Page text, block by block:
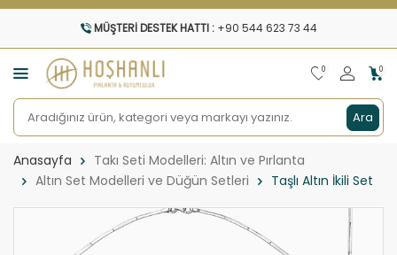
MÜŞTERI DESTEK HATTI : +90 544 623 73 44
Ara
0 0
Anasayfa
Takı Seti Modelleri: Altın ve Pırlanta
Altın Set Modelleri ve Düğün Setleri
Taşlı Altın İkili Set